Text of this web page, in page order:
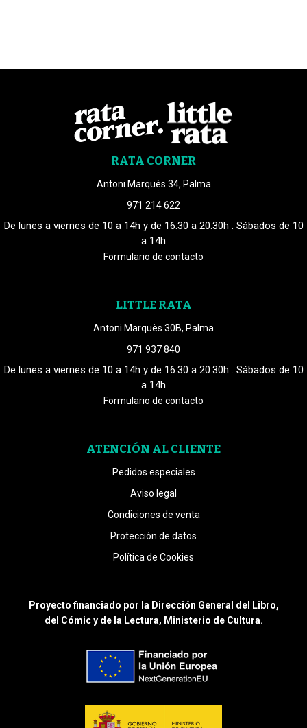
RATA CORNER
Antoni Marquès 34, Palma
971 214 622
De lunes a viernes de 10 a 14h y de 16:30 a 20:30h . Sábados de 10
a 14h
Formulario de contacto
LITTLE RATA
Antoni Marquès 30B, Palma
971 937 840
De lunes a viernes de 10 a 14h y de 16:30 a 20:30h . Sábados de 10
a 14h
Formulario de contacto
ATENCIÓN AL CLIENTE
Pedidos especiales
Aviso legal
Condiciones de venta
Protección de datos
Política de Cookies
Proyecto financiado por la Dirección General del Libro,
del Cómic y de la Lectura, Ministerio de Cultura.